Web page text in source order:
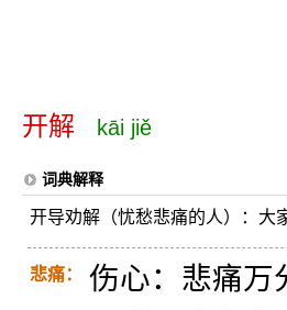
开解 kāi jiě
词典解释
开导劝解（忧愁悲痛的人）：大
悲痛： 伤心：悲痛万